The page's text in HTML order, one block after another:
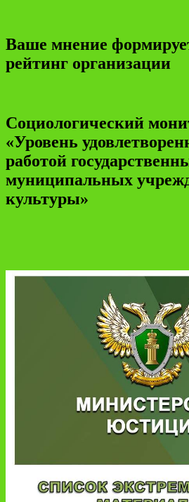
Ваше мнение
рейтинг организации
Социологический
«Уровень
работой
муниципальных
культуры»